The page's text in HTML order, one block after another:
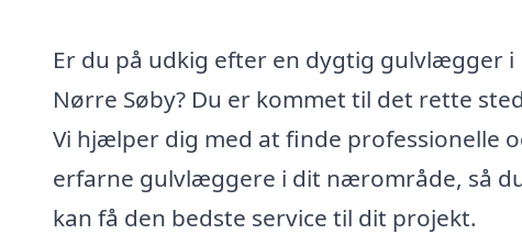
Er du på udkig efter en dygtig gulvlægger i
Nørre Søby? Du er kommet til det rette
Vi hjælper dig med at finde professionelle
erfarne gulvlæggere i dit nærområde, så
kan få den bedste service til dit projekt.